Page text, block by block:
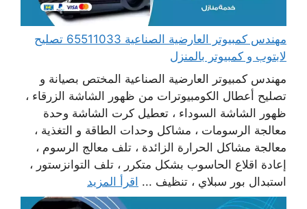
مهندس كمبيوتر العارضية الصناعية 65511033 تصليح
لابتوب و كمبيوتر بالمنزل
مهندس كمبيوتر العارضية الصناعية المختص بصيانة و
تصليح أعطال الكومبيوترات من ظهور الشاشة الزرقاء ،
ظهور الشاشة السوداء ، تعطيل كرت الشاشة وحدة
معالجة الرسومات ، مشاكل وحدات الطاقة و التغذية ،
معالجة مشاكل الحرارة الزائدة ، تلف معالج الرسوم ،
إعادة اقلاع الحاسوب بشكل متكرر ، تلف التوانزستور ،
استبدال بور سبلاي ، تنظيف ... اقرأ المزيد